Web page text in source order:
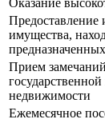
Оказание
имущества,
Прием
недвижимости
Ежемесячное